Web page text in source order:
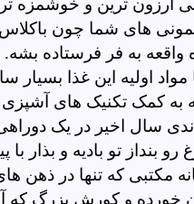
ارزون ترین و
های شما چون باکلاس
واقعه به فر فرستاده بشه.
مواد اولیه این غذا
به کمک تکنیک های آشپزی
سال اخیر در یک
رو بنداز تو بادیه و بذار
مکتبی که تنها در
خورده و کورش بزرگ که